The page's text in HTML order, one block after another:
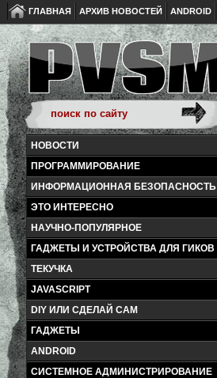
ГЛАВНАЯ АРХИВ НОВОСТЕЙ ANDROID
НОВОСТИ
ПРОГРАММИРОВАНИЕ
ИНФОРМАЦИОННАЯ БЕЗОПАСНОСТЬ
ЭТО ИНТЕРЕСНО
НАУЧНО-ПОПУЛЯРНОЕ
ГАДЖЕТЫ И УСТРОЙСТВА ДЛЯ ГИКОВ
ТЕКУЧКА
JAVASCRIPT
DIY ИЛИ СДЕЛАЙ САМ
ГАДЖЕТЫ
ANDROID
СИСТЕМНОЕ АДМИНИСТРИРОВАНИЕ